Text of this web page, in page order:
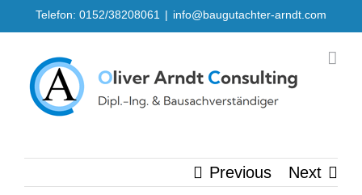
to
content
Telefon: 0152/38208061 | info@baugutachter-arndt.com
Previous Next